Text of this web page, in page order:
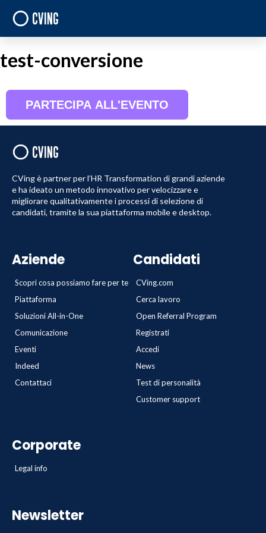
test-conversione
PARTECIPA ALL'EVENTO
CVing è partner per l’HR Transformation di grandi aziende
e ha ideato un metodo innovativo per velocizzare e
migliorare qualitativamente i processi di selezione di
candidati, tramite la sua piattaforma mobile e desktop.
Aziende
Scopri cosa possiamo fare per te
Piattaforma
Soluzioni All-in-One
Comunicazione
Eventi
Indeed
Contattaci
Candidati
CVing.com
Cerca lavoro
Open Referral Program
Registrati
Accedi
News
Test di personalità
Customer support
Corporate
Legal info
Newsletter